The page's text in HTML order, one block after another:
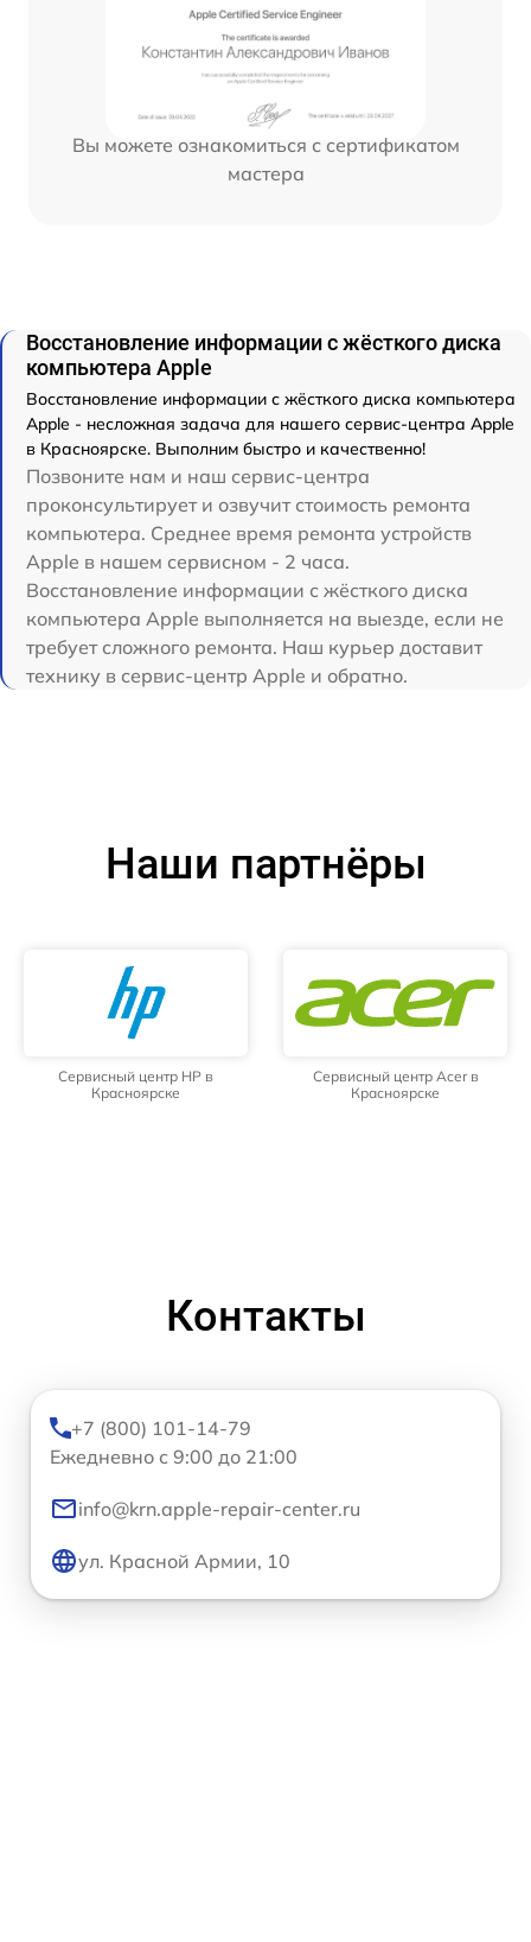
Вы можете ознакомиться с сертификатом
мастера
Восстановление информации с жёсткого диска
компьютера Apple
Восстановление информации с жёсткого диска компьютера
Apple - несложная задача для нашего сервис-центра Apple
в Красноярске. Выполним быстро и качественно!
Позвоните нам и наш сервис-центра
проконсультирует и озвучит стоимость ремонта
компьютера. Среднее время ремонта устройств
Apple в нашем сервисном - 2 часа.
Восстановление информации с жёсткого диска
компьютера Apple выполняется на выезде, если не
требует сложного ремонта. Наш курьер доставит
технику в сервис-центр Apple и обратно.
Наши партнёры
Сервисный центр HP в
Красноярске
Сервисный центр Acer в
Красноярске
Контакты
+7 (800) 101-14-79
Ежедневно с 9:00 до 21:00
info@krn.apple-repair-center.ru
ул. Красной Армии, 10